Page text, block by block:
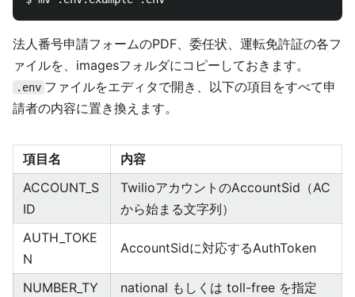
法人番号申請フォームのPDF、委任状、運転免許証の各フ
ァイルを、imagesフォルダにコピーしておきます。
.env ファイルをエディタで開き、以下の項目をすべて申
請者の内容に置き換えます。
項目名
内容
ACCOUNT_S
ID
TwilioアカウントのAccountSid（AC
から始まる文字列）
AUTH_TOKE
N
AccountSidに対応するAuthToken
NUMBER_TY
national もしくは toll-free を指定